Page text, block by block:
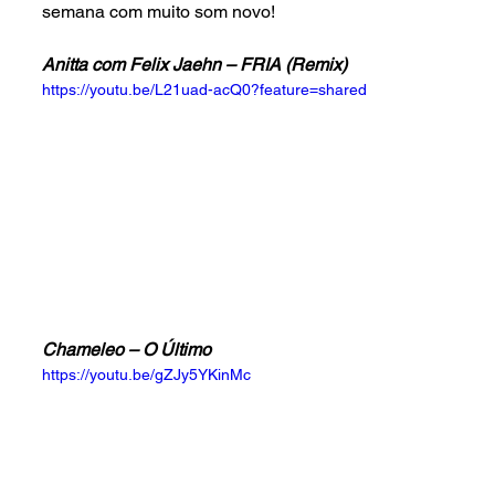
semana com muito som novo!
Anitta com Felix Jaehn – FRIA (Remix)
https://youtu.be/L21uad-acQ0?feature=shared
Chameleo – O Último
https://youtu.be/gZJy5YKinMc